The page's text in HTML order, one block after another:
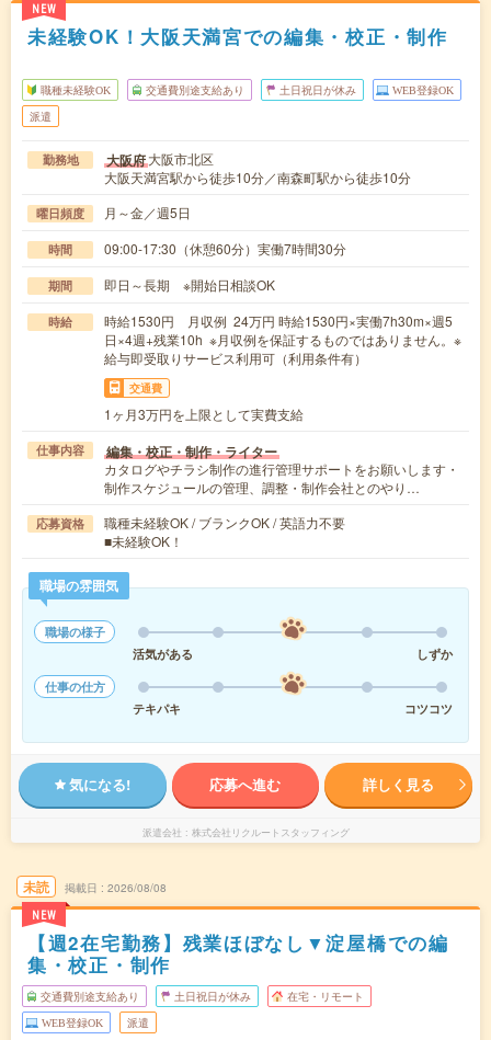
NEW
未経験OK！大阪天満宮での編集・校正・制作
職種未経験OK 交通費別途支給あり 土日祝日が休み WEB登録OK
派遣
勤務地 大阪府大阪市北区
大阪天満宮駅から徒歩10分／南森町駅から徒歩10分
曜日頻度 月～金／週5日
時間 09:00-17:30（休憩60分）実働7時間30分
期間 即日～長期 ※開始日相談OK
時給
時給1530円 月収例 24万円 時給1530円×実働7h30m×週5
日×4週+残業10h ※月収例を保証するものではありません。※
給与即受取りサービス利用可（利用条件有）
交通費
1ヶ月3万円を上限として実費支給
仕事内容 編集・校正・制作・ライター
カタログやチラシ制作の進行管理サポートをお願いします・
制作スケジュールの管理、調整・制作会社とのやり…
応募資格
職種未経験OK / ブランクOK / 英語力不要
■未経験OK！
職場の雰囲気
職場の様子
活気がある
しずか
仕事の仕方
テキパキ
コツコツ
気になる! 応募へ進む 詳しく見る
派遣会社 株式会社リクルートスタッフィング
未読
NEW
掲載日 2026/08/08
【週2在宅勤務】残業ほぼなし▼淀屋橋での編
集・校正・制作
交通費別途支給あり 土日祝日が休み 在宅・リモート
WEB登録OK 派遣